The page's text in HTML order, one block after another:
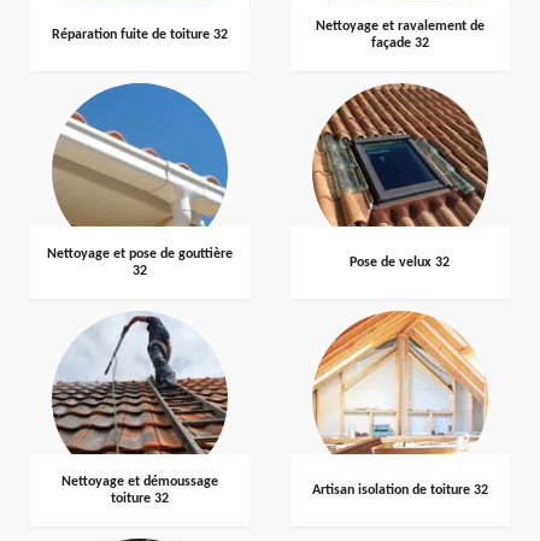
Réparation fuite de toiture 32
Nettoyage et ravalement de
façade 32
Nettoyage et pose de gouttière
32
Pose de velux 32
Nettoyage et démoussage
toiture 32
Artisan isolation de toiture 32